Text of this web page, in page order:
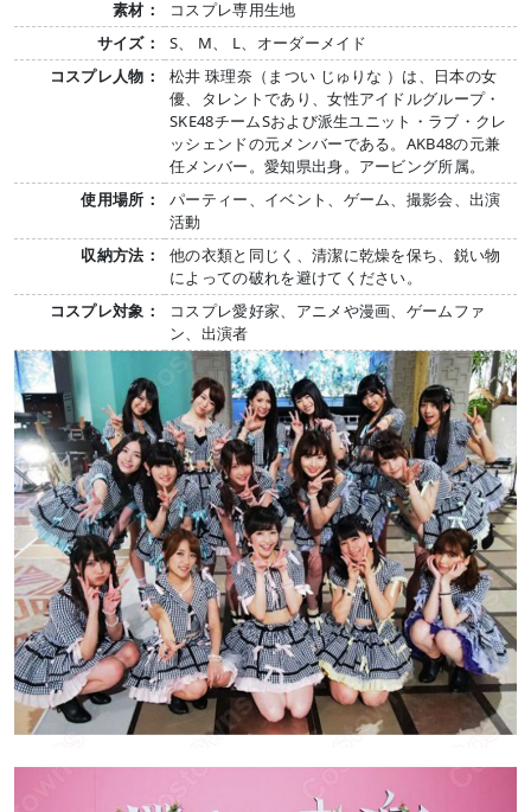
素材：
コスプレ専用生地
サイズ：
S、 M、 L、オーダーメイド
コスプレ人物：
松井 珠理奈（まつい じゅりな ）は、日本の女
優、タレントであり、女性アイドルグループ・
SKE48チームSおよび派生ユニット・ラブ・クレ
ッシェンドの元メンバーである。AKB48の元兼
任メンバー。愛知県出身。アービング所属。
使用場所：
パーティー、イベント、ゲーム、撮影会、出演
活動
収納方法：
他の衣類と同じく、清潔に乾燥を保ち、鋭い物
によっての破れを避けてください。
コスプレ対象：
コスプレ愛好家、アニメや漫画、ゲームファ
ン、出演者